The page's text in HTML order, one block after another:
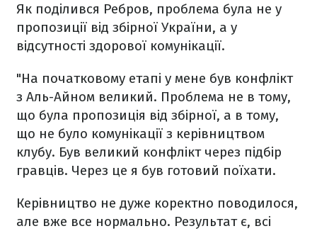
Як поділився Ребров, проблема була не у
пропозиції від збірної України, а у
відсутності здорової комунікації.
"На початковому етапі у мене був конфлікт
з Аль-Айном великий. Проблема не в тому,
що була пропозиція від збірної, а в тому,
що не було комунікації з керівництвом
клубу. Був великий конфлікт через підбір
гравців. Через це я був готовий поїхати.
Керівництво не дуже коректно поводилося,
але вже все нормально. Результат є, всі